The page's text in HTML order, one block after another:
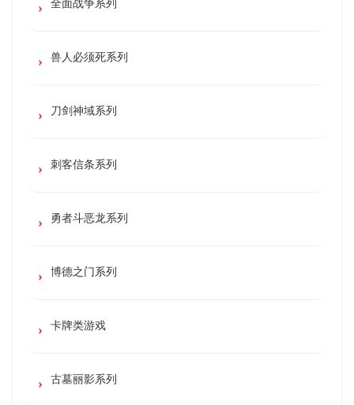
兽人必须死系列
刀剑神域系列
刺客信条系列
勇者斗恶龙系列
博德之门系列
卡牌类游戏
古墓丽影系列